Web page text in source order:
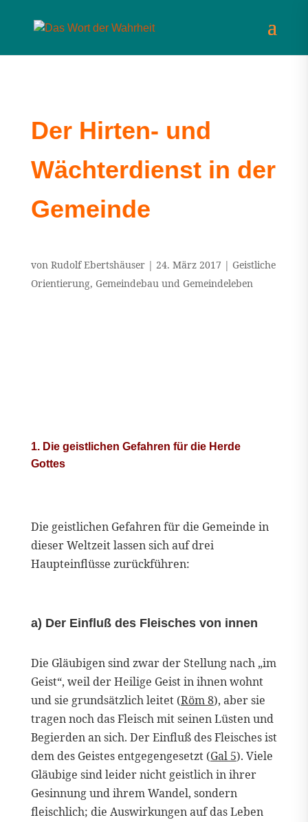
Der Hirten- und
Wächterdienst in der
Gemeinde
von Rudolf Ebertshäuser| 24. März 2017 | Geistliche
Orientierung, Gemeindebau und Gemeindeleben
1. Die geistlichen Gefahren für die Herde
Gottes
Die geistlichen Gefahren für die Gemeinde in
dieser Weltzeit lassen sich auf drei
Haupteinflüsse zurückführen:
a) Der Einfluß des Fleisches von innen
Die Gläubigen sind zwar der Stellung nach „im
Geist“, weil der Heilige Geist in ihnen wohnt
und sie grundsätzlich leitet (Röm 8), aber sie
tragen noch das Fleisch mit seinen Lüsten und
Begierden an sich. Der Einfluß des Fleisches ist
dem des Geistes entgegengesetzt (Gal 5). Viele
Gläubige sind leider nicht geistlich in ihrer
Gesinnung und ihrem Wandel, sondern
fleischlich; die Auswirkungen auf das Leben